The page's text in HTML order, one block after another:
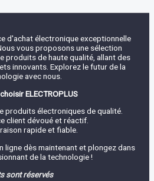
d'achat électronique exceptionnelle
vous proposons une sélection
produits de haute qualité, allant des
innovants. Explorez le futur de la
avec nous.
ELECTROPLUS
produits électroniques de qualité.
client dévoué et réactif.
rapide et fiable.
ligne dès maintenant et plongez dans
de la technologie !
sont réservés